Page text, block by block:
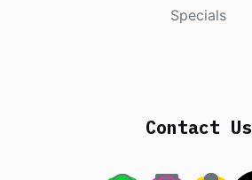
Specials
Contact Us